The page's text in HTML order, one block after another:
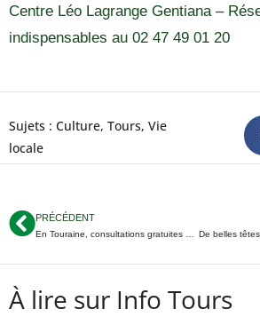
Centre Léo Lagrange Gentiana –
indispensables au 02 47 49 01 20
Sujets : Culture, Tours, Vie
locale
PRÉCÉDENT
À lire sur Info Tours